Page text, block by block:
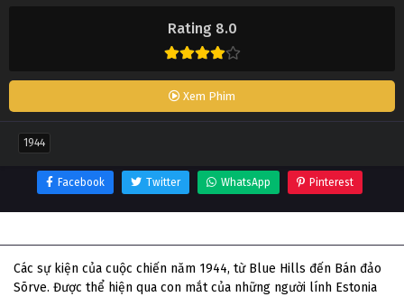
Rating 8.0
Xem Phim
1944
Facebook Twitter WhatsApp Pinterest
Các sự kiện của cuộc chiến năm 1944, từ Blue Hills đến Bán đảo
Sõrve. Được thể hiện qua con mắt của những người lính Estonia